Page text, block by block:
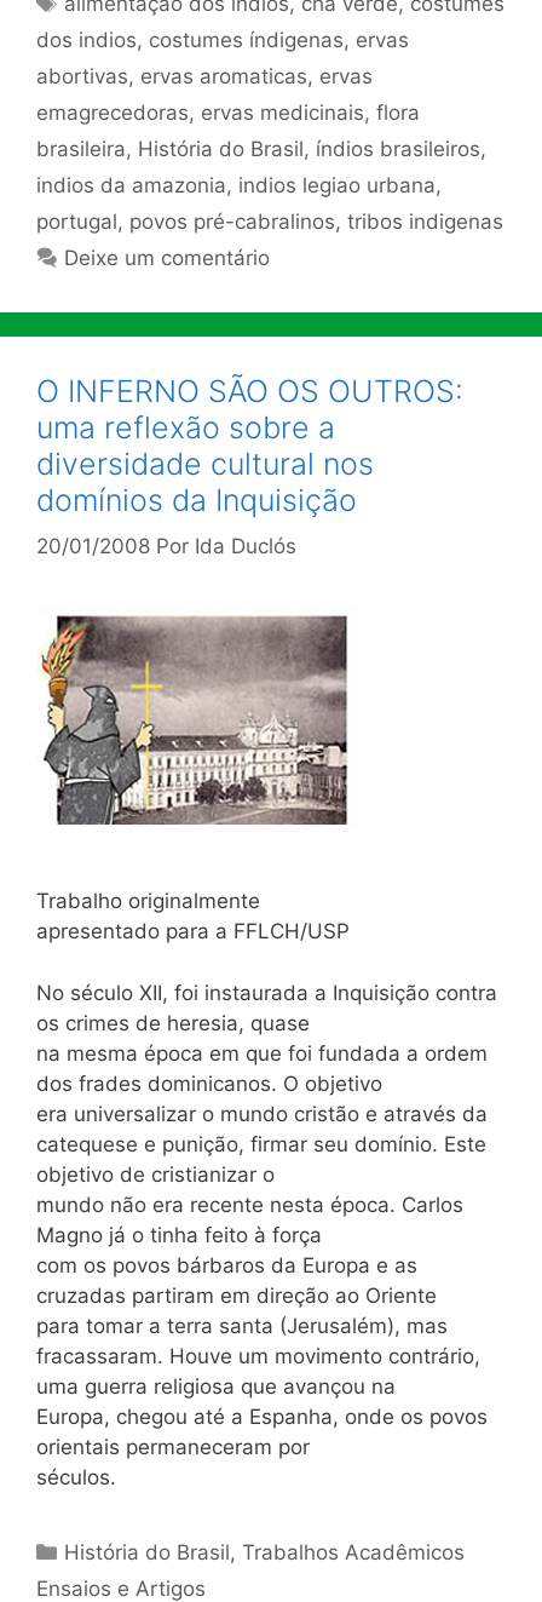
dos indios, costumes índigenas, ervas
abortivas, ervas aromaticas, ervas
emagrecedoras, ervas medicinais, flora
brasileira, História do Brasil, índios brasileiros,
indios da amazonia, indios legiao urbana,
portugal, povos pré-cabralinos, tribos indigenas
Deixe um comentário
O INFERNO SÃO OS OUTROS:
uma reflexão sobre a
diversidade cultural nos
domínios da Inquisição
20/01/2008 Por Ida Duclós
Trabalho originalmente
apresentado para a FFLCH/USP
No século XII, foi instaurada a Inquisição contra
os crimes de heresia, quase
na mesma época em que foi fundada a ordem
dos frades dominicanos. O objetivo
era universalizar o mundo cristão e através da
catequese e punição, firmar seu domínio. Este
objetivo de cristianizar o
mundo não era recente nesta época. Carlos
Magno já o tinha feito à força
com os povos bárbaros da Europa e as
cruzadas partiram em direção ao Oriente
para tomar a terra santa (Jerusalém), mas
fracassaram. Houve um movimento contrário,
uma guerra religiosa que avançou na
Europa, chegou até a Espanha, onde os povos
orientais permaneceram por
séculos.
Categorias
História do Brasil,Trabalhos Acadêmicos
Ensaios e Artigos